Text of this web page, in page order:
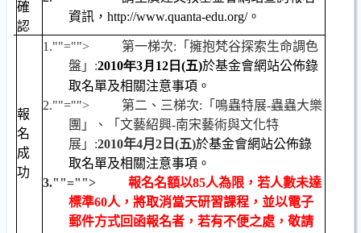
確
認
資訊，http://www.quanta-edu.org/。
報
名
成
功
1.""=""> 第一梯次: 「擁抱梵谷探索生命調色
盤」 :2010年3月12 日(五)於基金會網站公佈錄
取名單及相關注意事項。
2.""=""> 第二、三梯次: 「 鳴蟲特展-蟲蟲大樂
團」、「文藝紹興-南宋藝術與文化特
展」 :2010年4月2 日(五)於基金會網站公佈錄
取名單及相關注意事項。
3.""="">報名名額以85人為限，若人數未達
標準60人，將取消當天研習課程，並以電子
郵件方式回函報名者，若有不便之處，敬請